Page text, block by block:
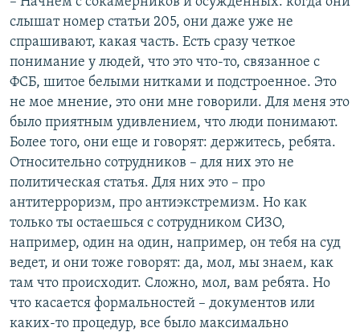
слышат номер статьи 205, они даже уже не
спрашивают, какая часть. Есть сразу четкое
понимание у людей, что это что-то, связанное с
ФСБ, шитое белыми нитками и подстроенное. Это
не мое мнение, это они мне говорили. Для меня это
было приятным удивлением, что люди понимают.
Более того, они еще и говорят: держитесь, ребята.
Относительно сотрудников – для них это не
политическая статья. Для них это – про
антитерроризм, про антиэкстремизм. Но как
только ты остаешься с сотрудником СИЗО,
например, один на один, например, он тебя на суд
ведет, и они тоже говорят: да, мол, мы знаем, как
там что происходит. Сложно, мол, вам ребята. Но
что касается формальностей – документов или
каких-то процедур, все было максимально